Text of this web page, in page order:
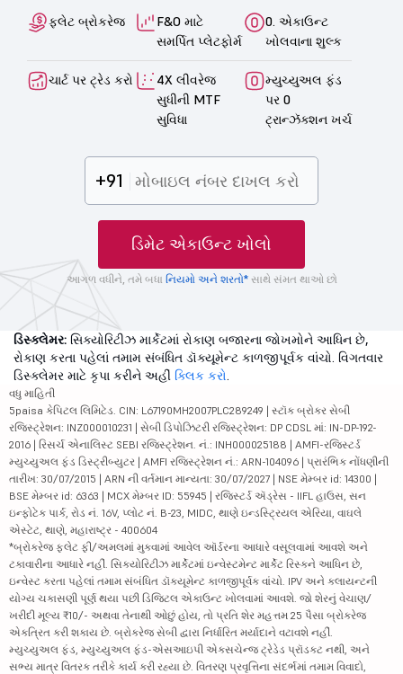
ફ્લેટ બ્રોકરેજ
F&O માટે
સમર્પિત પ્લેટફોર્મ
0. એકાઉન્ટ
ખોલવાના શુલ્ક
ચાર્ટ પર ટ્રેડ કરો
4X લીવરેજ
સુધીની MTF
સુવિધા
મ્યુચ્યુઅલ ફંડ
પર 0
ટ્રાન્ઝૅક્શન ખર્ચ
+91
ડિમેટ એકાઉન્ટ ખોલો
આગળ વધીને, તમે બધા નિયમો અને શરતો*સાથે સંમત થાઓ છો
ડિસ્ક્લેમર: સિક્યોરિટીઝ માર્કેટમાં રોકાણ બજારના જોખમોને આધિન છે,
રોકાણ કરતા પહેલાં તમામ સંબંધિત ડૉક્યૂમેન્ટ કાળજીપૂર્વક વાંચો. વિગતવાર
ડિસ્ક્લેમર માટે કૃપા કરીને અહીં ક્લિક કરો.
વધુ માહિતી
5paisa કેપિટલ લિમિટેડ. CIN: L67190MH2007PLC289249 | સ્ટૉક બ્રોકર સેબી
રજિસ્ટ્રેશન: INZ000010231 | સેબી ડિપોઝિટરી રજિસ્ટ્રેશન: DP CDSL માં: IN-DP-192-
2016 | રિસર્ચ એનાલિસ્ટ SEBI રજિસ્ટ્રેશન. નં.: INH000025188 | AMFI-રજિસ્ટર્ડ
મ્યુચ્યુઅલ ફંડ ડિસ્ટ્રીબ્યુટર | AMFI રજિસ્ટ્રેશન નં.: ARN-104096 | પ્રારંભિક નોંધણીની
તારીખ: 30/07/2015 | ARN ની વર્તમાન માન્યતા: 30/07/2027 | NSE મેમ્બર id: 14300 |
BSE મેમ્બર id: 6363 | MCX મેમ્બર ID: 55945 | રજિસ્ટર્ડ ઍડ્રેસ - IIFL હાઉસ, સન
ઇન્ફોટેક પાર્ક, રોડ નં. 16V, પ્લોટ નં. B-23, MIDC, થાણે ઇન્ડસ્ટ્રિયલ એરિયા, વાઘલે
એસ્ટેટ, થાણે, મહારાષ્ટ્ર - 400604
*બ્રોકરેજ ફ્લેટ ફી/અમલમાં મુકવામાં આવેલ ઑર્ડરના આધારે વસૂલવામાં આવશે અને
ટકાવારીના આધારે નહીં. સિક્યોરિટીઝ માર્કેટમાં ઇન્વેસ્ટમેન્ટ માર્કેટ રિસ્કને આધિન છે,
ઇન્વેસ્ટ કરતા પહેલાં તમામ સંબંધિત ડૉક્યૂમેન્ટ કાળજીપૂર્વક વાંચો. IPV અને ક્લાયન્ટની
યોગ્ય ચકાસણી પૂર્ણ થયા પછી ડિજિટલ એકાઉન્ટ ખોલવામાં આવશે. જો શેરનું વેચાણ/
ખરીદી મૂલ્ય ₹10/- અથવા તેનાથી ઓછું હોય, તો પ્રતિ શેર મહત્તમ 25 પૈસા બ્રોકરેજ
એકત્રિત કરી શકાય છે. બ્રોકરેજ સેબી દ્વારા નિર્ધારિત મર્યાદાને વટાવશે નહીં.
મ્યુચ્યુઅલ ફંડ, મ્યુચ્યુઅલ ફંડ-એસઆઇપી એક્સચેન્જ ટ્રેડેડ પ્રૉડક્ટ નથી, અને
સભ્ય માત્ર વિતરક તરીકે કાર્ય કરી રહ્યા છે. વિતરણ પ્રવૃત્તિના સંદર્ભમાં તમામ વિવાદો,